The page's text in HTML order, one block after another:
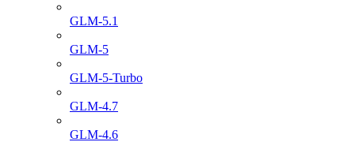
GLM-5.1
GLM-5
GLM-5-Turbo
GLM-4.7
GLM-4.6